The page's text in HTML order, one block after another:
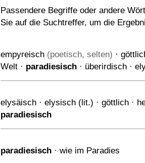
Passendere Begriffe oder andere
Sie auf die Suchtreffer, um die
empyreisch (poetisch, selten) ·
Welt · paradiesisch · überirdisch ·
elysäisch · elysisch (lit.) · göttlich ·
paradiesisch
paradiesisch · wie im Paradies